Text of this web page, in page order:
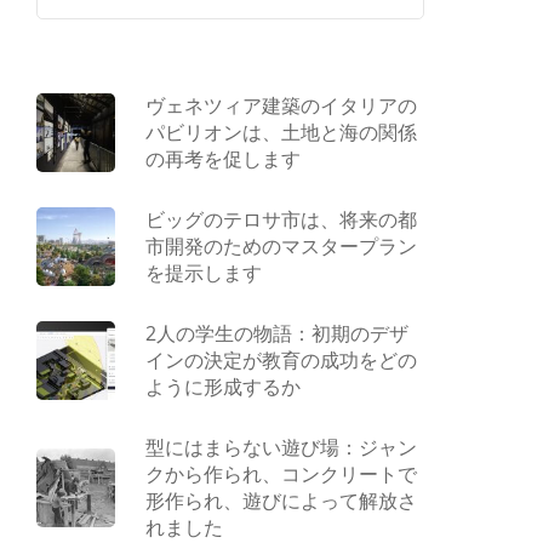
ヴェネツィア建築のイタリアの
パビリオンは、土地と海の関係
の再考を促します
ビッグのテロサ市は、将来の都
市開発のためのマスタープラン
を提示します
2人の学生の物語：初期のデザ
インの決定が教育の成功をどの
ように形成するか
型にはまらない遊び場：ジャン
クから作られ、コンクリートで
形作られ、遊びによって解放さ
れました